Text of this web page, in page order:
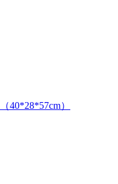
40*28*57cm）